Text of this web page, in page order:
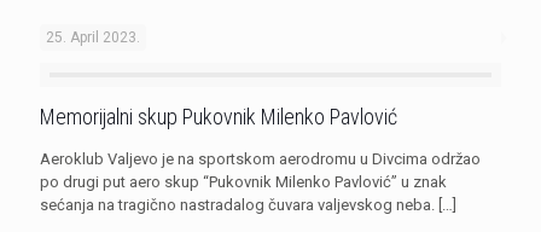
25. April 2023.
Memorijalni skup Pukovnik Milenko Pavlović
Aeroklub Valjevo je na sportskom aerodromu u Divcima održao
po drugi put aero skup “Pukovnik Milenko Pavlović” u znak
sećanja na tragično nastradalog čuvara valjevskog neba. […]